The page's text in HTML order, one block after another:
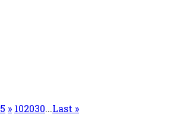
5 » 102030...Last »